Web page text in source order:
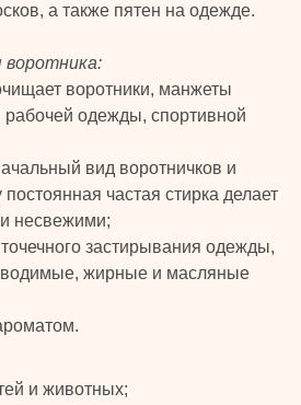
а также пятен на одежде.
воротника:
воротники, манжеты
рабочей одежды, спортивной
вид воротничков и
постоянная частая стирка делает
несвежими;
застирывания одежды,
жирные и масляные
и животных;